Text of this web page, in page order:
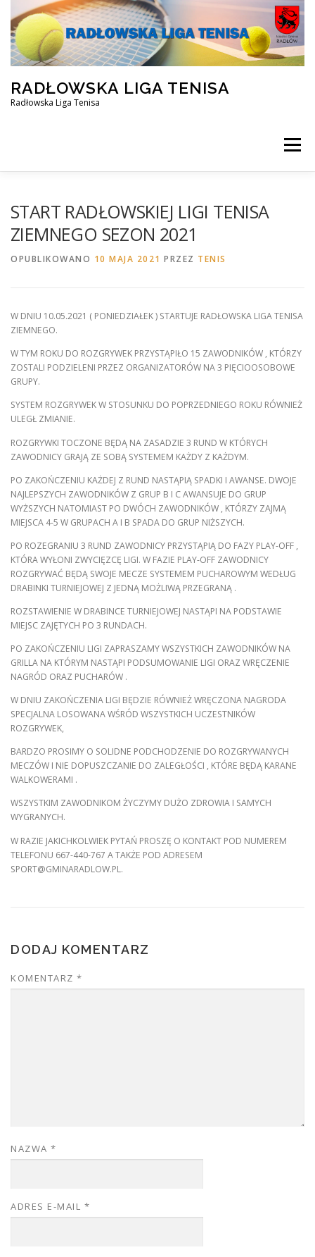
treści
RADŁOWSKA LIGA TENISA
Radłowska Liga Tenisa
Menu
START RADŁOWSKIEJ LIGI TENISA
ZIEMNEGO SEZON 2021
OPUBLIKOWANO 10 MAJA 2021 PRZEZ TENIS
W DNIU 10.05.2021 ( PONIEDZIAŁEK ) STARTUJE RADŁOWSKA LIGA TENISA
ZIEMNEGO.
W TYM ROKU DO ROZGRYWEK PRZYSTĄPIŁO 15 ZAWODNIKÓW , KTÓRZY
ZOSTALI PODZIELENI PRZEZ ORGANIZATORÓW NA 3 PIĘCIOOSOBOWE
GRUPY.
SYSTEM ROZGRYWEK W STOSUNKU DO POPRZEDNIEGO ROKU RÓWNIEŻ
ULEGŁ ZMIANIE.
ROZGRYWKI TOCZONE BĘDĄ NA ZASADZIE 3 RUND W KTÓRYCH
ZAWODNICY GRAJĄ ZE SOBĄ SYSTEMEM KAŻDY Z KAŻDYM.
PO ZAKOŃCZENIU KAŻDEJ Z RUND NASTĄPIĄ SPADKI I AWANSE. DWOJE
NAJLEPSZYCH ZAWODNIKÓW Z GRUP B I C AWANSUJE DO GRUP
WYŻSZYCH NATOMIAST PO DWÓCH ZAWODNIKÓW , KTÓRZY ZAJMĄ
MIEJSCA 4-5 W GRUPACH A I B SPADA DO GRUP NIŻSZYCH.
PO ROZEGRANIU 3 RUND ZAWODNICY PRZYSTĄPIĄ DO FAZY PLAY-OFF ,
KTÓRA WYŁONI ZWYCIĘZCĘ LIGI. W FAZIE PLAY-OFF ZAWODNICY
ROZGRYWAĆ BĘDĄ SWOJE MECZE SYSTEMEM PUCHAROWYM WEDŁUG
DRABINKI TURNIEJOWEJ Z JEDNĄ MOŻLIWĄ PRZEGRANĄ .
ROZSTAWIENIE W DRABINCE TURNIEJOWEJ NASTĄPI NA PODSTAWIE
MIEJSC ZAJĘTYCH PO 3 RUNDACH.
PO ZAKOŃCZENIU LIGI ZAPRASZAMY WSZYSTKICH ZAWODNIKÓW NA
GRILLA NA KTÓRYM NASTĄPI PODSUMOWANIE LIGI ORAZ WRĘCZENIE
NAGRÓD ORAZ PUCHARÓW .
W DNIU ZAKOŃCZENIA LIGI BĘDZIE RÓWNIEŻ WRĘCZONA NAGRODA
SPECJALNA LOSOWANA WŚRÓD WSZYSTKICH UCZESTNIKÓW
ROZGRYWEK,
BARDZO PROSIMY O SOLIDNE PODCHODZENIE DO ROZGRYWANYCH
MECZÓW I NIE DOPUSZCZANIE DO ZALEGŁOŚCI , KTÓRE BĘDĄ KARANE
WALKOWERAMI .
WSZYSTKIM ZAWODNIKOM ŻYCZYMY DUŻO ZDROWIA I SAMYCH
WYGRANYCH.
W RAZIE JAKICHKOLWIEK PYTAŃ PROSZĘ O KONTAKT POD NUMEREM
TELEFONU 667-440-767 A TAKŻE POD ADRESEM
SPORT@GMINARADLOW.PL.
DODAJ KOMENTARZ
KOMENTARZ *
NAZWA *
ADRES E-MAIL *